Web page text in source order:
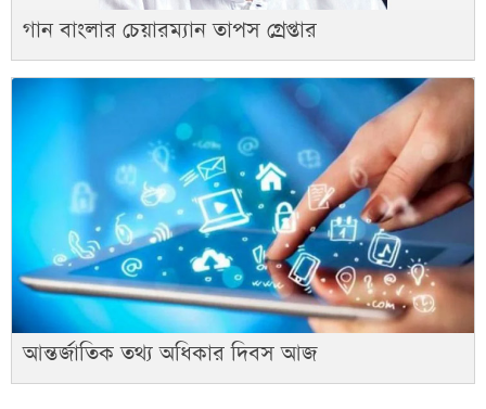
গান বাংলার চেয়ারম্যান তাপস গ্রেপ্তার
আন্তর্জাতিক তথ্য অধিকার দিবস আজ